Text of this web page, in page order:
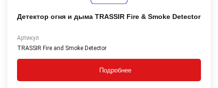
Детектор огня и дыма TRASSIR Fire & Smoke Detector
Артикул
TRASSIR Fire and Smoke Detector
Подробнее